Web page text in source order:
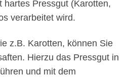
hartes Pressgut (Karotten,
verarbeitet wird.
z.B. Karotten, können Sie
Hierzu das Pressgut in
und mit dem